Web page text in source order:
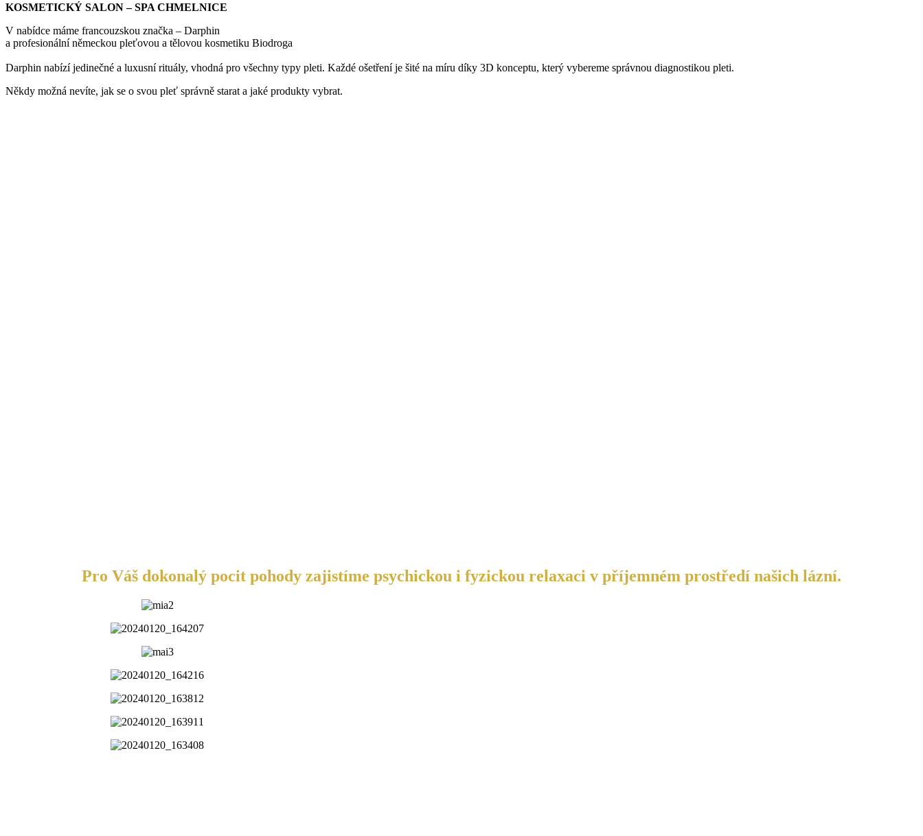
KOSMETICKÝ SALON – SPA CHMELNICE
V nabídce máme francouzskou značka – Darphin
a profesionální německou pleťovou a tělovou kosmetiku Biodroga
Darphin nabízí jedinečné a luxusní rituály, vhodná pro všechny typy pleti. Každé ošetření je šité na míru díky 3D konceptu, který vybereme správnou diagnostikou pleti.
Někdy možná nevíte, jak se o svou pleť správně starat a jaké produkty vybrat.
Pro Váš dokonalý pocit pohody zajistíme psychickou i fyzickou relaxaci v příjemném prostředí našich lázní.